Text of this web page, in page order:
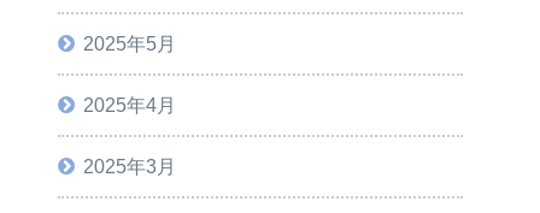
2025年5月
2025年4月
2025年3月